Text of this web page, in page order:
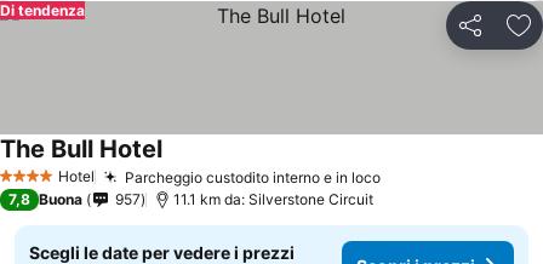
Condividi
Di tendenza
4 Stelle Hotel Parcheggio custodito interno e in loco
The Bull Hotel
7,8 Buona 957 11.1 km da: Silverstone Circuit
Scegli le date per vedere i prezzi